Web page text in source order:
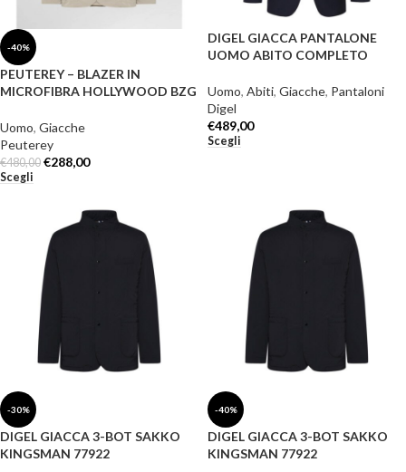
-40%
PEUTEREY – BLAZER IN
MICROFIBRA HOLLYWOOD BZG
Uomo, Giacche
Peuterey
€480,00 €288,00
Scegli
DIGEL GIACCA PANTALONE
UOMO ABITO COMPLETO
Uomo, Abiti, Giacche, Pantaloni
Digel
€489,00
Scegli
-30%
DIGEL GIACCA 3-BOT SAKKO
KINGSMAN 77922
-40%
DIGEL GIACCA 3-BOT SAKKO
KINGSMAN 77922